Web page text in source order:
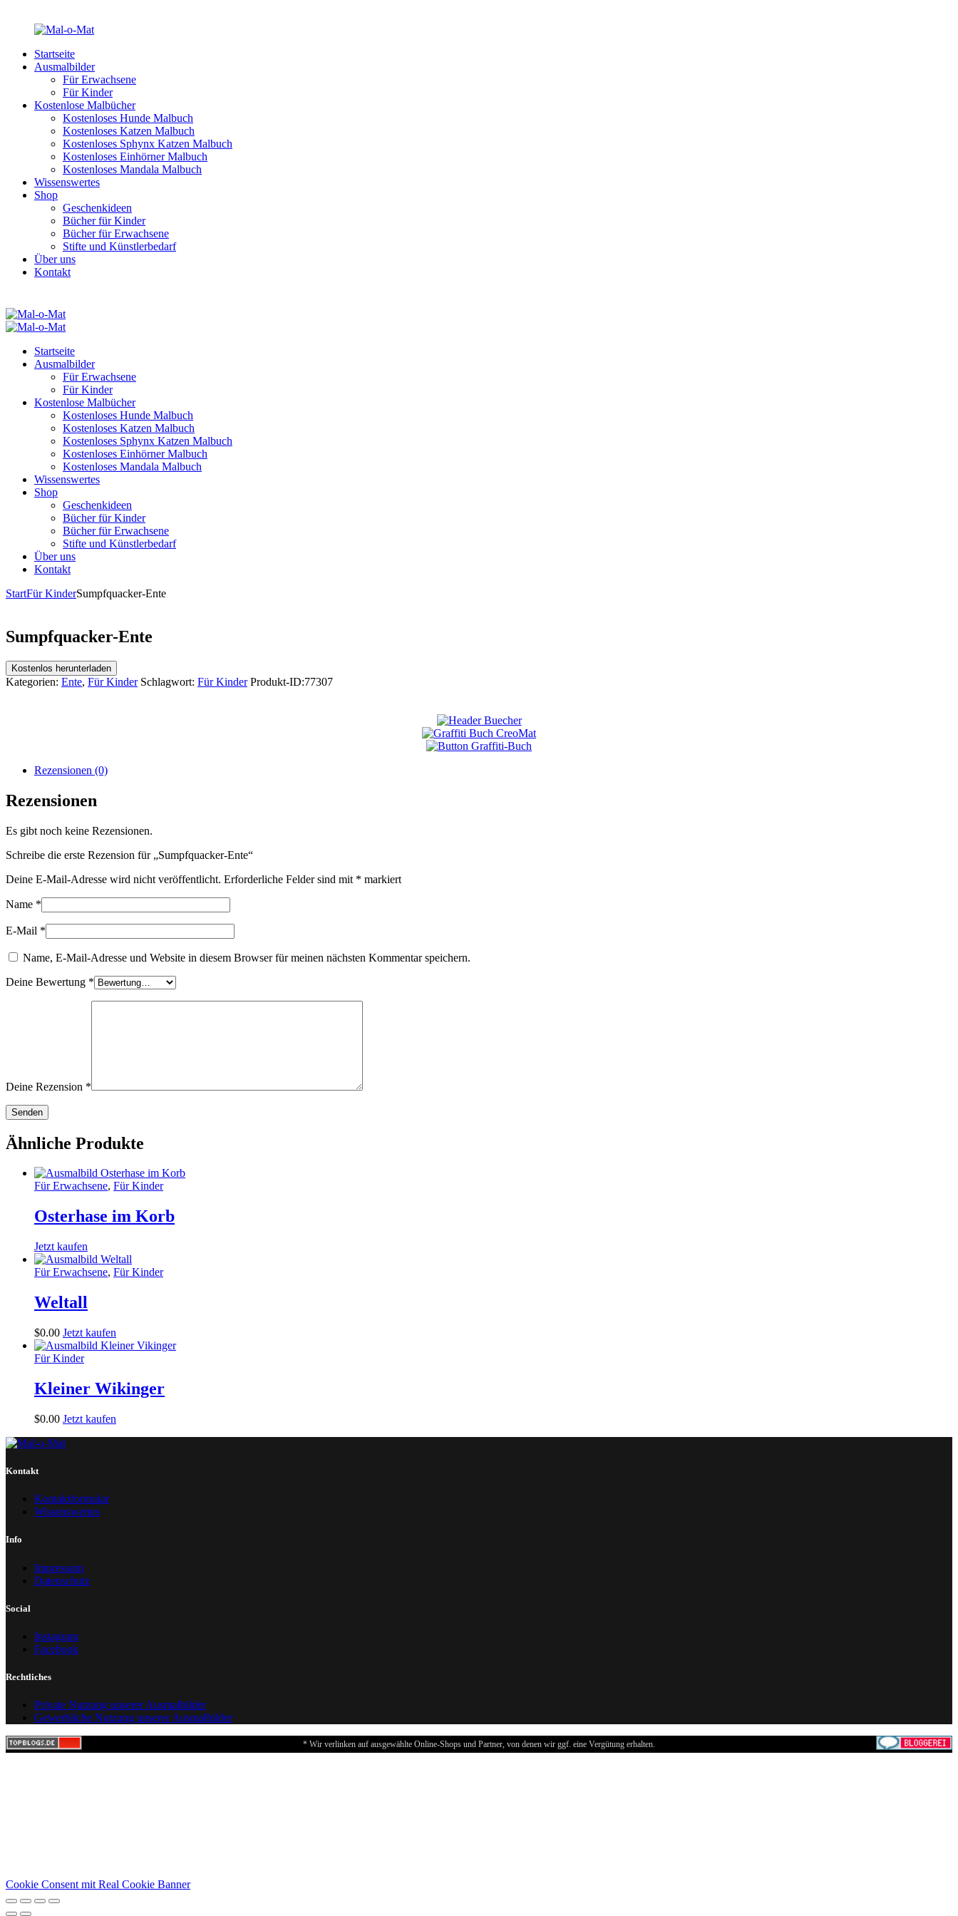
Startseite
Ausmalbilder
Für Erwachsene
Für Kinder
Kostenlose Malbücher
Kostenloses Hunde Malbuch
Kostenloses Katzen Malbuch
Kostenloses Sphynx Katzen Malbuch
Kostenloses Einhörner Malbuch
Kostenloses Mandala Malbuch
Wissenswertes
Shop
Geschenkideen
Bücher für Kinder
Bücher für Erwachsene
Stifte und Künstlerbedarf
Über uns
Kontakt
Startseite
Ausmalbilder
Für Erwachsene
Für Kinder
Kostenlose Malbücher
Kostenloses Hunde Malbuch
Kostenloses Katzen Malbuch
Kostenloses Sphynx Katzen Malbuch
Kostenloses Einhörner Malbuch
Kostenloses Mandala Malbuch
Wissenswertes
Shop
Geschenkideen
Bücher für Kinder
Bücher für Erwachsene
Stifte und Künstlerbedarf
Über uns
Kontakt
StartFür KinderSumpfquacker-Ente
Sumpfquacker-Ente
Kostenlos herunterladen
Kategorien: Ente, Für Kinder Schlagwort: Für Kinder Produkt-ID:77307
Rezensionen (0)
Rezensionen
Es gibt noch keine Rezensionen.
Schreibe die erste Rezension für „Sumpfquacker-Ente“
Deine E-Mail-Adresse wird nicht veröffentlicht. Erforderliche Felder sind mit * markiert
Name *
E-Mail *
Name, E-Mail-Adresse und Website in diesem Browser für meinen nächsten Kommentar speichern.
Deine Bewertung *
Deine Rezension *
Ähnliche Produkte
Für Erwachsene, Für Kinder
Osterhase im Korb
Jetzt kaufen
Für Erwachsene, Für Kinder
Weltall
$0.00 Jetzt kaufen
Für Kinder
Kleiner Wikinger
$0.00 Jetzt kaufen
Kontakt
Kontaktformular
Wissenswertes
Info
Impressum
Datenschutz
Social
Instagram
Facebook
Rechtliches
Private Nutzung unserer Ausmalbilder
Gewerbliche Nutzung unserer Ausmalbilder
* Wir verlinken auf ausgewählte Online-Shops und Partner, von denen wir ggf. eine Vergütung erhalten.
Cookie Consent mit Real Cookie Banner